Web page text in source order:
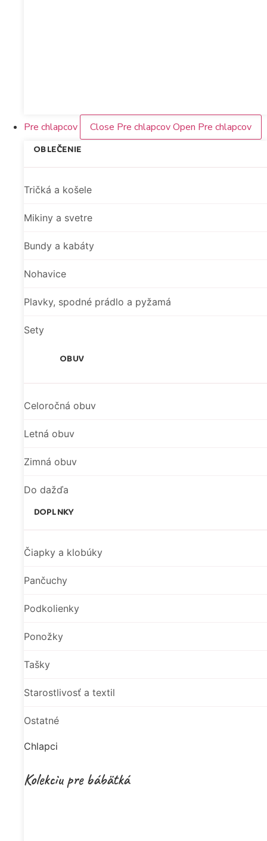
Pre chlapcov Close Pre chlapcovOpen Pre chlapcov
OBLEČENIE
Tričká a košele
Mikiny a svetre
Bundy a kabáty
Nohavice
Plavky, spodné prádlo a pyžamá
Sety
OBUV
Celoročná obuv
Letná obuv
Zimná obuv
Do dažďa
DOPLNKY
Čiapky a klobúky
Pančuchy
Podkolienky
Ponožky
Tašky
Starostlivosť a textil
Ostatné
Chlapci
Kolekciu pre bábätká